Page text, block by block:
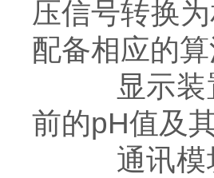
压信号转换
配备相应的
显示装置
前的pH值及
通讯模块